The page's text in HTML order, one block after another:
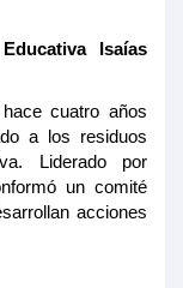
Isaías
cuatro años
a los residuos
Liderado por
un comité
acciones